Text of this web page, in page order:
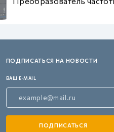
ПОДПИСАТЬСЯ НА НОВОСТИ
ВАШ E-MAIL